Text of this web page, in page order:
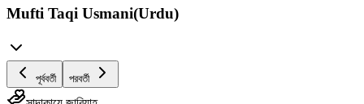
Mufti Taqi Usmani(Urdu)
পূর্ববর্তী পরবর্তী